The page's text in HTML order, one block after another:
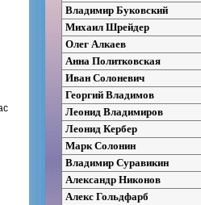
Владимир Буковский
Михаил Шрейдер
Олег Алкаев
Анна Политковская
Иван Солоневич
Георгий Владимов
Леонид Владимиров
Леонид Кербер
Марк Солонин
Владимир Суравикин
Александр Никонов
Алекс Гольдфарб